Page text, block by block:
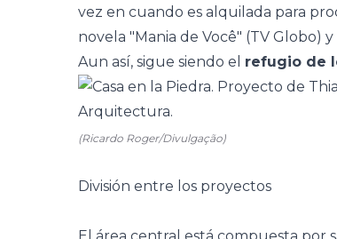
vez en cuando es alquilada para
novela "Mania de Você" (TV Globo)
Aun así, sigue siendo el refugio de
(Ricardo Roger/Divulgação)
División entre los proyectos